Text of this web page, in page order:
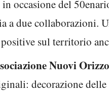
occasione del
a due collaborazioni.
sul territorio
Nuovi
decorazione delle